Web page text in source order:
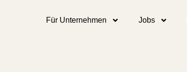
Für Unternehmen Jobs